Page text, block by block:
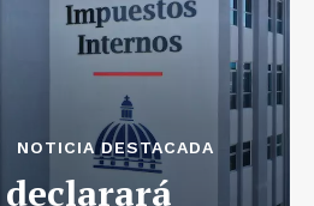
NOTICIA DESTACADA